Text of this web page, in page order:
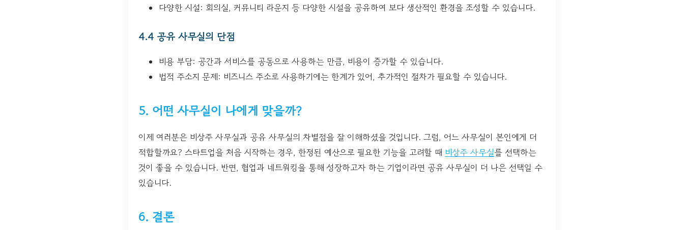
다양한 시설: 회의실, 커뮤니티 라운지 등 다양한 시설을 공유하여 보다 생산적인 환경을 조성할 수 있습니다.
4.4 공유 사무실의 단점
비용 부담: 공간과 서비스를 공동으로 사용하는 만큼, 비용이 증가할 수 있습니다.
법적 주소지 문제: 비즈니스 주소로 사용하기에는 한계가 있어, 추가적인 절차가 필요할 수 있습니다.
5. 어떤 사무실이 나에게 맞을까?
이제 여러분은 비상주 사무실과 공유 사무실의 차별점을 잘 이해하셨을 것입니다. 그럼, 어느 사무실이 본인에게 더
적합할까요? 스타트업을 처음 시작하는 경우, 한정된 예산으로 필요한 기능을 고려할 때 비상주 사무실를 선택하는
것이 좋을 수 있습니다. 반면, 협업과 네트워킹을 통해 성장하고자 하는 기업이라면 공유 사무실이 더 나은 선택일 수
있습니다.
6. 결론